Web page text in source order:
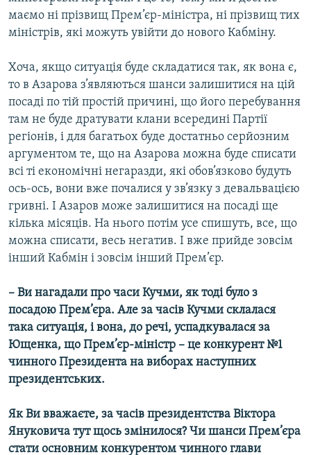
маємо ні прізвищ Прем’єр-міністра, ні прізвищ тих
міністрів, які можуть увійти до нового Кабміну.
Хоча, якщо ситуація буде складатися так, як вона є,
то в Азарова з’являються шанси залишитися на цій
посаді по тій простій причині, що його перебування
там не буде дратувати клани всередині Партії
регіонів, і для багатьох буде достатньо серйозним
аргументом те, що на Азарова можна буде списати
всі ті економічні негаразди, які обов’язково будуть
ось-ось, вони вже почалися у зв’язку з девальвацією
гривні. І Азаров може залишитися на посаді ще
кілька місяців. На нього потім усе спишуть, все, що
можна списати, весь негатив. І вже прийде зовсім
інший Кабмін і зовсім інший Прем’єр.
– Ви нагадали про часи Кучми, як тоді було з
посадою Прем’єра. Але за часів Кучми склалася
така ситуація, і вона, до речі, успадкувалася за
Ющенка, що Прем’єр-міністр – це конкурент №1
чинного Президента на виборах наступних
президентських.
Як Ви вважаєте, за часів президентства Віктора
Януковича тут щось змінилося? Чи шанси Прем’єра
стати основним конкурентом чинного глави